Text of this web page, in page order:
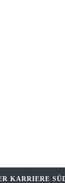
KARRIERE